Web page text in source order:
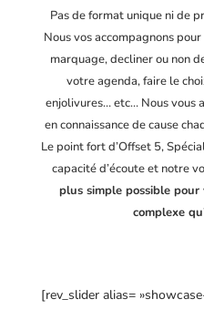
Pas de format unique ni de
Nous vos accompagnons
marquage, decliner ou non
votre agenda, faire le
enjolivures… etc… Nous vous
en connaissance de cause
Le point fort d’Offset 5,
capacité d’écoute et notre
plus simple possible pour
complexe
[rev_slider alias=